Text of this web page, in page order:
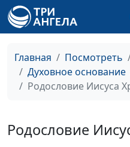
Главная Посмотреть
Духовное основание
Родословие Иисуса
Родословие
Искушения Иисуса
Крещение Иисуса